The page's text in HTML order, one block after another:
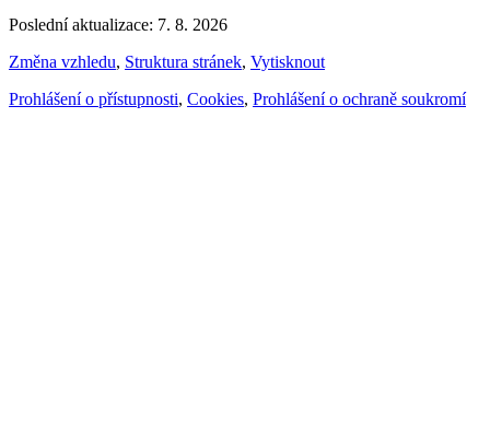
Poslední aktualizace: 7. 8. 2026
Změna vzhledu, Struktura stránek, Vytisknout
Prohlášení o přístupnosti, Cookies, Prohlášení o ochraně soukromí